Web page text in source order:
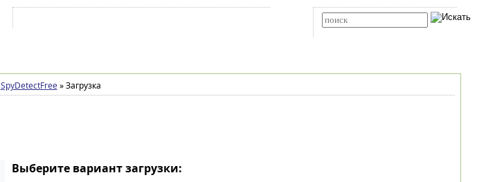
SpyDetectFree »Загрузка
Выберите вариант загрузки: